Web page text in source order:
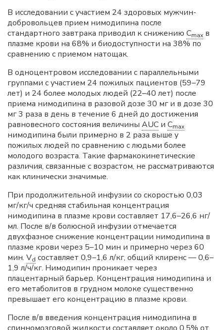
В исследовании с участием 24 здоровых мужчин-
добровольцев прием нимодипина после
стандартного завтрака приводил к снижению Cmax в
плазме крови на 68% и биодоступности на 38% по
сравнению с приемом натощак.
В одноцентровом исследовании с параллельными
группами с участием 24 пожилых пациентов (59–79
лет) и 24 более молодых людей (22–40 лет) после
приема нимодипина в разовой дозе 30 мг и в дозе 30
мг 3 раза в день в течение 6 дней до достижения
равновесного состояния величины AUC и Cmax
нимодипина были примерно в 2 раза выше у
пожилых людей по сравнению с людьми более
молодого возраста. Такие фармакокинетические
различия, связанные с возрастом, не рассматриваются
как клинически значимые.
При продолжительной инфузии со скоростью 0,03
мг/кг/ч средняя стабильная концентрация
нимодипина в плазме крови составляет 17,6–26,6 нг/
мл. После в/в болюсной инфузии отмечается
двухфазное снижение концентрации нимодипина в
плазме крови через 5–10 мин и примерно через 60
мин. Vd составляет 0,9–1,6 л/кг, общий клиренс — 0,6–
1,9 л/ч/кг. Нимодипин проникает через
плацентарный барьер. Концентрация нимодипина и
его метаболитов в грудном молоке существенно
превышает его концентрацию в плазме крови.
После в/в введения концентрация нимодипина в
спинномозговой жидкости составляет около 0,5% от